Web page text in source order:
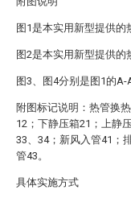
图1是本实用新型提供的
图2是本实用新型提供的
图3、图4分别是图1的A-
附图标记说明：热管换
12；下静压箱21；上静
33、34；新风入管41；
管43。
具体实施方式